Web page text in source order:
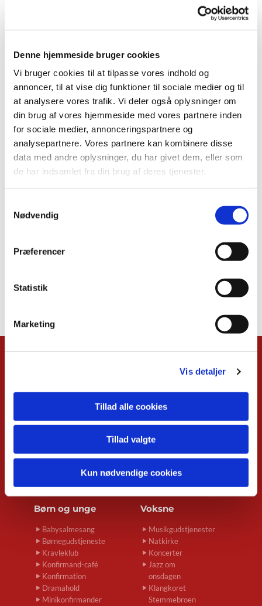
Denne hjemmeside bruger cookies
Vi bruger cookies til at tilpasse vores indhold og
annoncer, til at vise dig funktioner til sociale medier og til
at analysere vores trafik. Vi deler også oplysninger om
din brug af vores hjemmeside med vores partnere inden
for sociale medier, annonceringspartnere og
analysepartnere. Vores partnere kan kombinere disse
data med andre oplysninger, du har givet dem, eller som
de har indsamlet fra din brug af deres tjenester.
Nødvendig
Præferencer
Statistik
Marketing
Vis detaljer
Tillad alle cookies
Tillad valgte
Kun nødvendige cookies
Foredrag
Menighedsrådsmøder
Børn og unge
Babysalmesang
Børnegudstjeneste
Kravleklub
Konfirmand-café
Konfirmation
Dramahold
Minikonfirmander
Voksne
Musikgudstjenester
Natkirke
Koncerter
Jazz om
onsdagen
Klangkoret
Stemmebroen